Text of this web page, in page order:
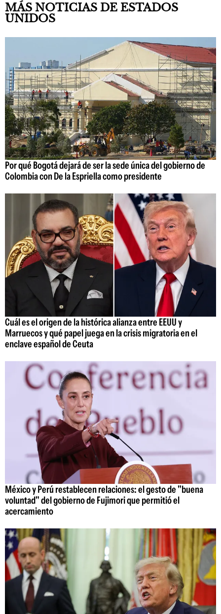
MÁS NOTICIAS DE ESTADOS
UNIDOS
Por qué Bogotá dejará de ser la sede única del gobierno de
Colombia con De la Espriella como presidente
Cuál es el origen de la histórica alianza entre EEUU y
Marruecos y qué papel juega en la crisis migratoria en el
enclave español de Ceuta
México y Perú restablecen relaciones: el gesto de "buena
voluntad" del gobierno de Fujimori que permitió el
acercamiento